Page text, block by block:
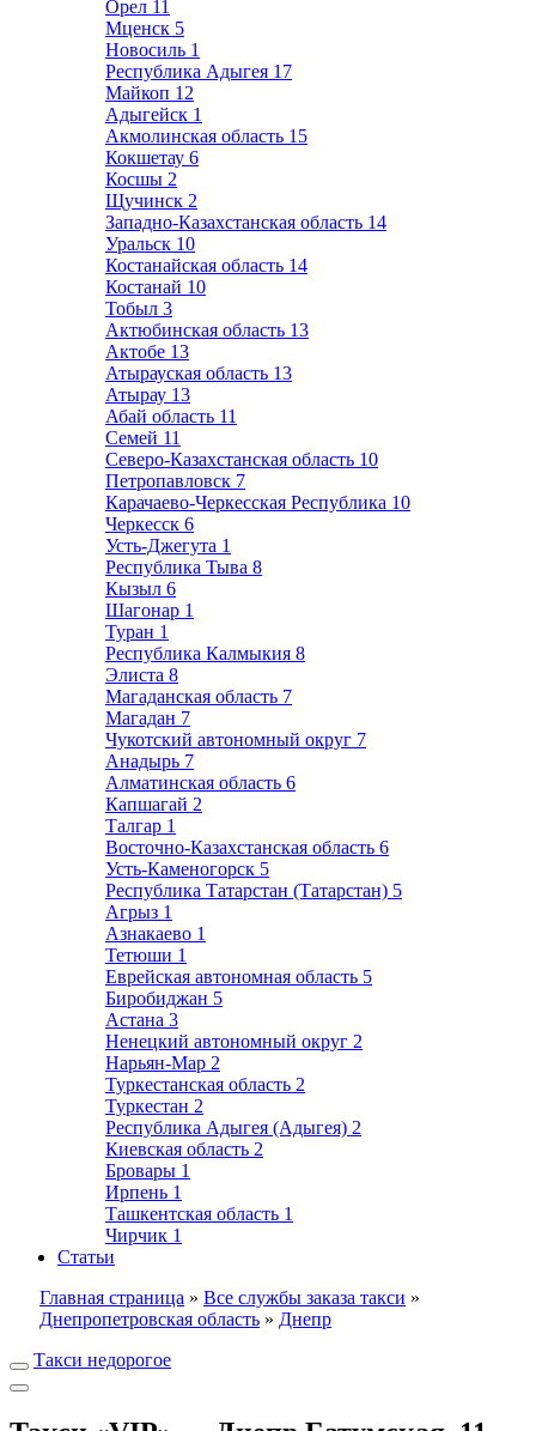
Орел 11
Мценск 5
Новосиль 1
Республика Адыгея 17
Майкоп 12
Адыгейск 1
Акмолинская область 15
Кокшетау 6
Косшы 2
Щучинск 2
Западно-Казахстанская область 14
Уральск 10
Костанайская область 14
Костанай 10
Тобыл 3
Актюбинская область 13
Актобе 13
Атырауская область 13
Атырау 13
Абай область 11
Семей 11
Северо-Казахстанская область 10
Петропавловск 7
Карачаево-Черкесская Республика 10
Черкесск 6
Усть-Джегута 1
Республика Тыва 8
Кызыл 6
Шагонар 1
Туран 1
Республика Калмыкия 8
Элиста 8
Магаданская область 7
Магадан 7
Чукотский автономный округ 7
Анадырь 7
Алматинская область 6
Капшагай 2
Талгар 1
Восточно-Казахстанская область 6
Усть-Каменогорск 5
Республика Татарстан (Татарстан) 5
Агрыз 1
Азнакаево 1
Тетюши 1
Еврейская автономная область 5
Биробиджан 5
Астана 3
Ненецкий автономный округ 2
Нарьян-Мар 2
Туркестанская область 2
Туркестан 2
Республика Адыгея (Адыгея) 2
Киевская область 2
Бровары 1
Ирпень 1
Ташкентская область 1
Чирчик 1
Статьи
Главная страница » Все службы заказа такси »
Днепропетровская область » Днепр
Такси недорогое